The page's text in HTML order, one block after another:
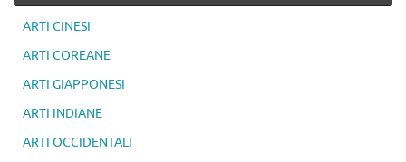
ARTI CINESI
ARTI COREANE
ARTI GIAPPONESI
ARTI INDIANE
ARTI OCCIDENTALI